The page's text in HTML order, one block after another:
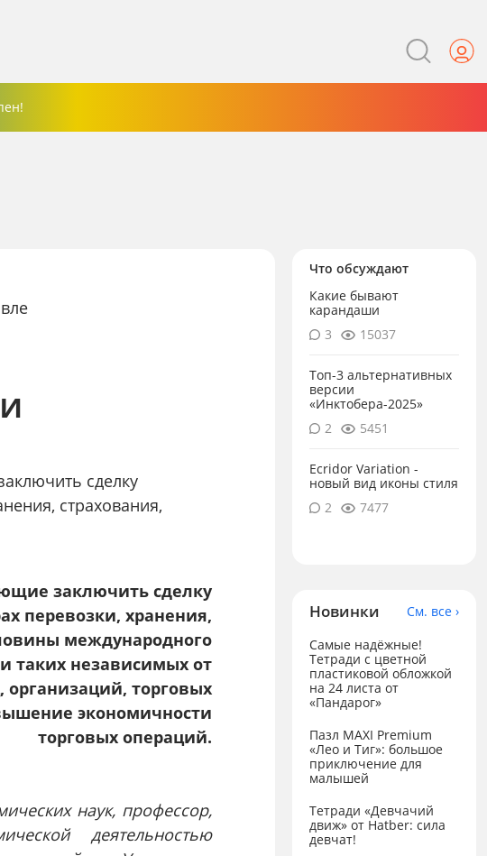
сделку
страхования,
заключить сделку
перевозки, хранения,
международного
таких независимых от
торговых
экономичности
торговых операций.
наук, профессор,
деятельностью
Что обсуждают
Какие бывают
карандаши
3
15037
Топ-3 альтернативных
версии
«Инктобера-2025»
2
5451
Ecridor Variation -
новый вид иконы стиля
2
7477
Новинки
См. все ›
Самые надёжные!
Тетради с цветной
пластиковой обложкой
на 24 листа от
«Пандарог»
Пазл MAXI Premium
«Лео и Тиг»: большое
приключение для
малышей
Тетради «Девчачий
движ» от Hatber: сила
девчат!